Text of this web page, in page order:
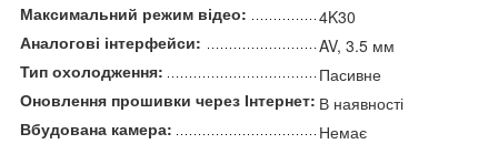
Максимальний режим відео:
4K30
Аналогові інтерфейси:
AV, 3.5 мм
Тип охолодження:
Пасивне
Оновлення прошивки через Інтернет: В наявності
Вбудована камера:
Немає